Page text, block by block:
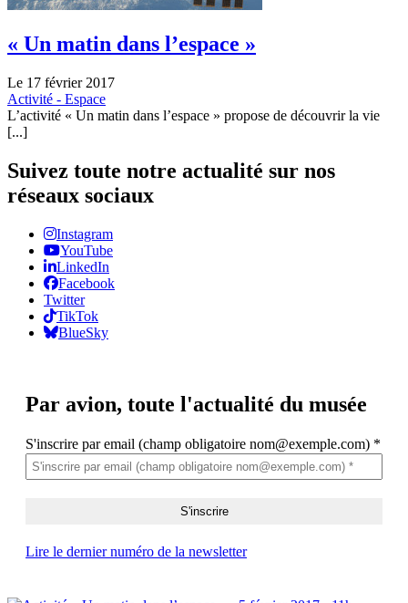
« Un matin dans l’espace »
Le 17 février 2017
Activité - Espace
L’activité « Un matin dans l’espace » propose de découvrir la vie
[...]
Suivez toute notre actualité sur nos
réseaux sociaux
Instagram
YouTube
LinkedIn
Facebook
Twitter
TikTok
BlueSky
Par avion, toute l'actualité du musée
S'inscrire par email (champ obligatoire nom@exemple.com) *
Lire le dernier numéro de la newsletter